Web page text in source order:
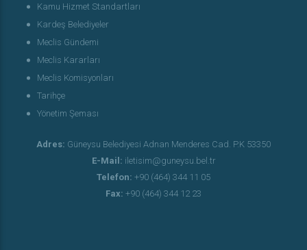
Kamu Hizmet Standartları
Kardeş Belediyeler
Meclis Gündemi
Meclis Kararları
Meclis Komisyonları
Tarihçe
Yönetim Şeması
Adres: Güneysu Belediyesi Adnan Menderes Cad. P.K 53350
E-Mail: iletisim@guneysu.bel.tr
Telefon: +90 (464) 344 11 05
Fax: +90 (464) 344 12 23